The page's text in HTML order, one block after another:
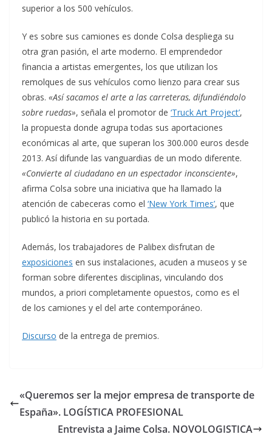
superior a los 500 vehículos.
Y es sobre sus camiones es donde Colsa despliega su
otra gran pasión, el arte moderno. El emprendedor
financia a artistas emergentes, los que utilizan los
remolques de sus vehículos como lienzo para crear sus
obras. «Así sacamos el arte a las carreteras, difundiéndolo
sobre ruedas», señala el promotor de ‘Truck Art Project’,
la propuesta donde agrupa todas sus aportaciones
económicas al arte, que superan los 300.000 euros desde
2013. Así difunde las vanguardias de un modo diferente.
«Convierte al ciudadano en un espectador inconsciente»,
afirma Colsa sobre una iniciativa que ha llamado la
atención de cabeceras como el ‘New York Times’, que
publicó la historia en su portada.
Además, los trabajadores de Palibex disfrutan de
exposiciones en sus instalaciones, acuden a museos y se
forman sobre diferentes disciplinas, vinculando dos
mundos, a priori completamente opuestos, como es el
de los camiones y el del arte contemporáneo.
Discurso de la entrega de premios.
«Queremos ser la mejor empresa de transporte de
España». LOGÍSTICA PROFESIONAL
Entrevista a Jaime Colsa. NOVOLOGISTICA